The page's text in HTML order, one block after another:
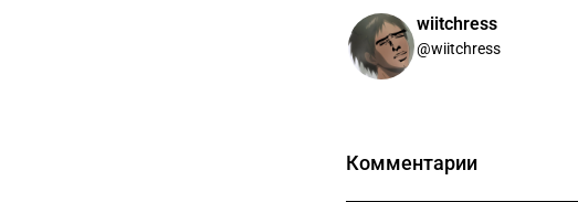
wiitchress
@wiitchress
Комментарии